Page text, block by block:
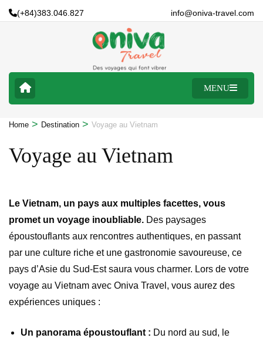
(+84)383.046.827 info@oniva-travel.com
MENU
Home > Destination > Voyage au Vietnam
Voyage au Vietnam
Le Vietnam, un pays aux multiples facettes, vous
promet un voyage inoubliable. Des paysages
époustouflants aux rencontres authentiques, en passant
par une culture riche et une gastronomie savoureuse, ce
pays d’Asie du Sud-Est saura vous charmer. Lors de votre
voyage au Vietnam avec Oniva Travel, vous aurez des
expériences uniques :
Un panorama époustouflant : Du nord au sud, le